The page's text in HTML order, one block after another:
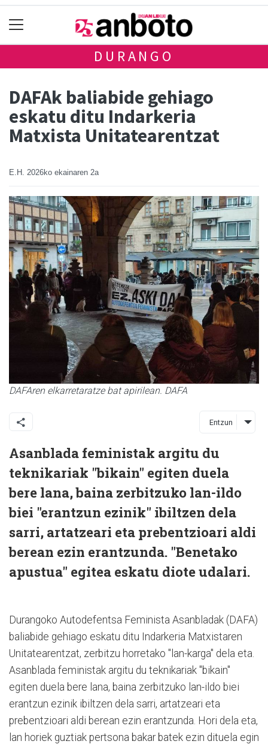
DURANGO
DAFAk baliabide gehiago
eskatu ditu Indarkeria
Matxista Unitatearentzat
E.H. 2026ko ekainaren 2a
DAFAren elkarretaratze bat apirilean. DAFA
Entzun
Asanblada feministak argitu du
teknikariak "bikain" egiten duela
bere lana, baina zerbitzuko lan-ildo
biei "erantzun ezinik" ibiltzen dela
sarri, artatzeari eta prebentzioari aldi
berean ezin erantzunda. "Benetako
apustua" egitea eskatu diote udalari.
Durangoko Autodefentsa Feminista Asanbladak (DAFA)
baliabide gehiago eskatu ditu Indarkeria Matxistaren
Unitatearentzat, zerbitzu horretako "lan-karga" dela eta.
Asanblada feministak argitu du teknikariak "bikain"
egiten duela bere lana, baina zerbitzuko lan-ildo biei
erantzun ezinik ibiltzen dela sarri, artatzeari eta
prebentzioari aldi berean ezin erantzunda. Hori dela eta,
lan horiek guztiak pertsona bakar batek ezin dituela egin